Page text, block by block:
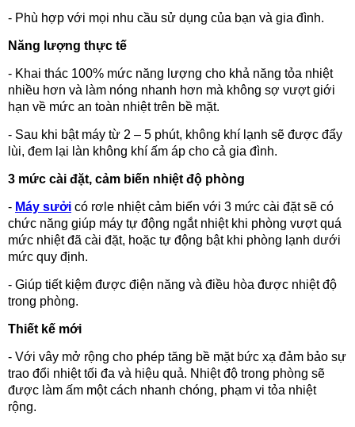
- Phù hợp với mọi nhu cầu sử dụng của bạn và gia đình.
Năng lượng thực tế
- Khai thác 100% mức năng lượng cho khả năng tỏa nhiệt
nhiều hơn và làm nóng nhanh hơn mà không sợ vượt giới
hạn về mức an toàn nhiệt trên bề mặt.
- Sau khi bật máy từ 2 – 5 phút, không khí lạnh sẽ được đẩy
lùi, đem lại làn không khí ấm áp cho cả gia đình.
3 mức cài đặt, cảm biến nhiệt độ phòng
- Máy sưởi có rơle nhiệt cảm biến với 3 mức cài đặt sẽ có
chức năng giúp máy tự động ngắt nhiệt khi phòng vượt quá
mức nhiệt đã cài đặt, hoặc tự động bật khi phòng lạnh dưới
mức quy định.
- Giúp tiết kiệm được điện năng và điều hòa được nhiệt độ
trong phòng.
Thiết kế mới
- Với vây mở rộng cho phép tăng bề mặt bức xạ đảm bảo sự
trao đổi nhiệt tối đa và hiệu quả. Nhiệt độ trong phòng sẽ
được làm ấm một cách nhanh chóng, phạm vi tỏa nhiệt
rộng.